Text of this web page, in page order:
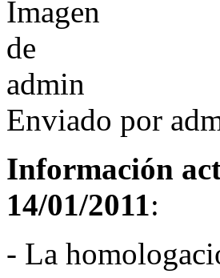
Enviado por
Información
14/01/2011:
- La